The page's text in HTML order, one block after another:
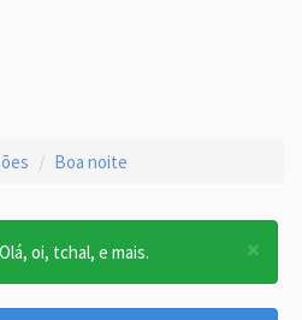
Boa noite
×
oi, tchal, e mais.